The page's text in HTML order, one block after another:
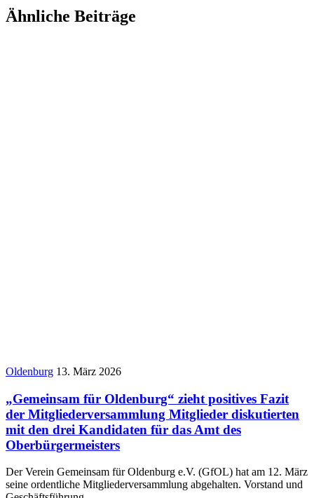
Ähnliche Beiträge
Oldenburg 13. März 2026
„Gemeinsam für Oldenburg“ zieht positives Fazit
der Mitgliederversammlung Mitglieder diskutierten
mit den drei Kandidaten für das Amt des
Oberbürgermeisters
Der Verein Gemeinsam für Oldenburg e.V. (GfOL) hat am 12. März
seine ordentliche Mitgliederversammlung abgehalten. Vorstand und